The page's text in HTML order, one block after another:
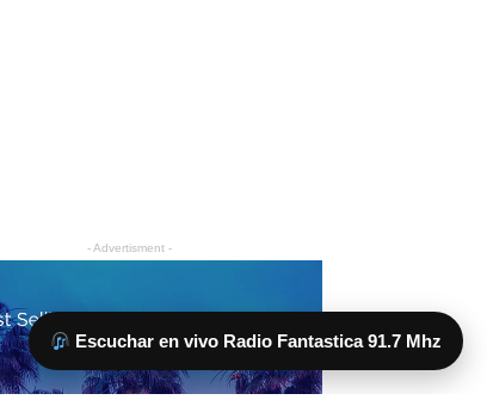
Escuchar en vivo Radio Fantastica 91.7 Mhz